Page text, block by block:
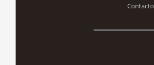
Contacto